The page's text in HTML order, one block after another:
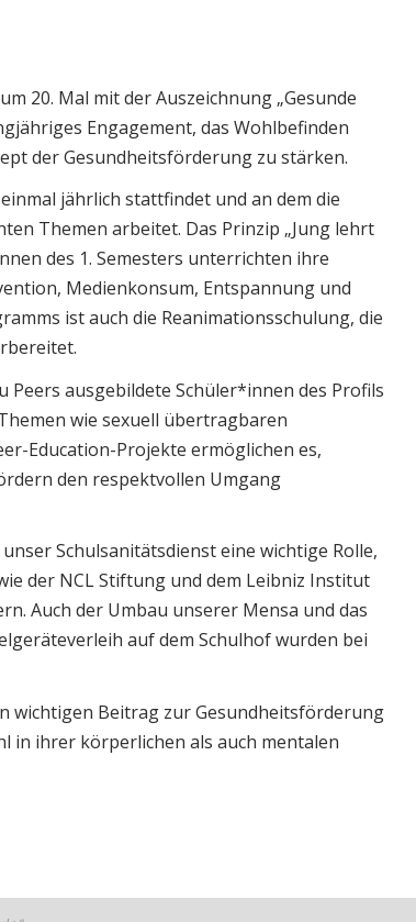
20. Mal mit der Auszeichnung „Gesunde
Engagement, das Wohlbefinden
der Gesundheitsförderung zu stärken.
jährlich stattfindet und an dem die
Themen arbeitet. Das Prinzip „Jung lehrt
des 1. Semesters unterrichten ihre
Medienkonsum, Entspannung und
ist auch die Reanimationsschulung, die
ausgebildete Schüler*innen des Profils
wie sexuell übertragbaren
Education-Projekte ermöglichen es,
den respektvollen Umgang
Schulsanitätsdienst eine wichtige Rolle,
der NCL Stiftung und dem Leibniz Institut
Auch der Umbau unserer Mensa und das
auf dem Schulhof wurden bei
wichtigen Beitrag zur Gesundheitsförderung
in ihrer körperlichen als auch mentalen